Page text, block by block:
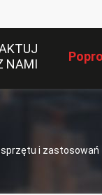
NAMI
sprzętu i zastosowań